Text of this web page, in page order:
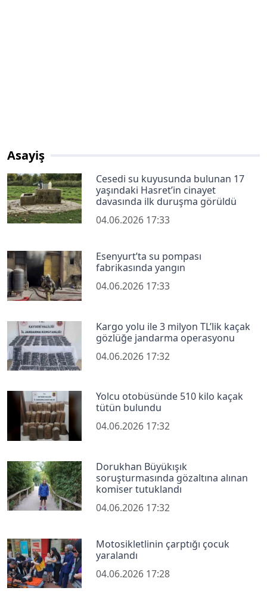
Asayiş
Cesedi su kuyusunda bulunan 17
yaşındaki Hasret’in cinayet
davasında ilk duruşma görüldü
04.06.2026 17:33
Esenyurt’ta su pompası
fabrikasında yangın
04.06.2026 17:33
Kargo yolu ile 3 milyon TL’lik kaçak
gözlüğe jandarma operasyonu
04.06.2026 17:32
Yolcu otobüsünde 510 kilo kaçak
tütün bulundu
04.06.2026 17:32
Dorukhan Büyükışık
soruşturmasında gözaltına alınan
komiser tutuklandı
04.06.2026 17:32
Motosikletlinin çarptığı çocuk
yaralandı
04.06.2026 17:28